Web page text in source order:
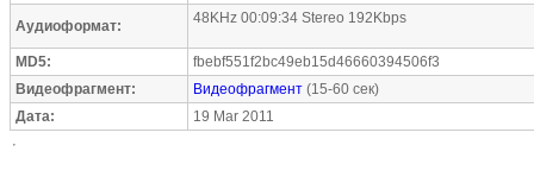
Аудиоформат: 48KHz 00:09:34 Stereo 192Kbps
MD5:
fbebf551f2bc49eb15d46660394506f3
Видеофрагмент:
Видеофрагмент (15-60 сек)
Дата:
19 Mar 2011